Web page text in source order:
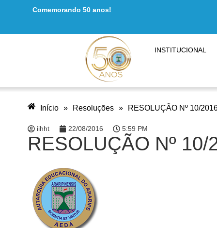
Comemorando 50 anos!
INSTITUCIONAL
Início » Resoluções » RESOLUÇÃO Nº 10/
iihht 22/08/2016 5:59 PM
RESOLUÇÃO Nº